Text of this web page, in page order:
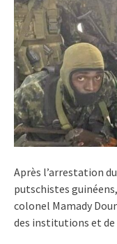
Après l’arrestation
putschistes
colonel Mamady
des institutions et